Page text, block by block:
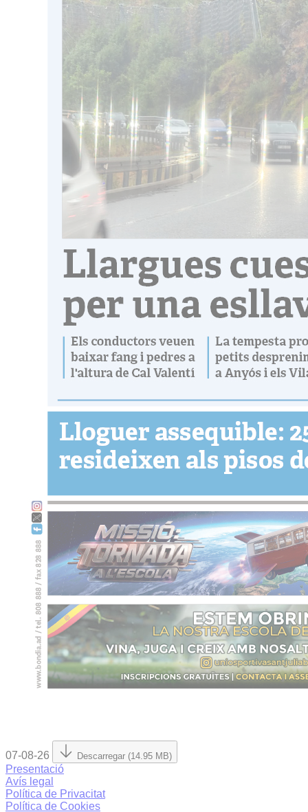
07-08-26 Descarregar (14.95 MB)
Presentació
Avís legal
Política de Privacitat
Política de Cookies